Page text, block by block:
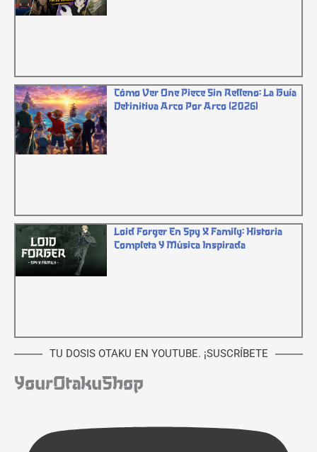
Cómo Ver One Piece Sin Relleno: La Guía
Definitiva Arco Por Arco (2026)
Loid Forger En Spy X Family: Historia
Completa Y Música Inspirada
TU DOSIS OTAKU EN YOUTUBE. ¡SUSCRÍBETE
YourOtakuShop